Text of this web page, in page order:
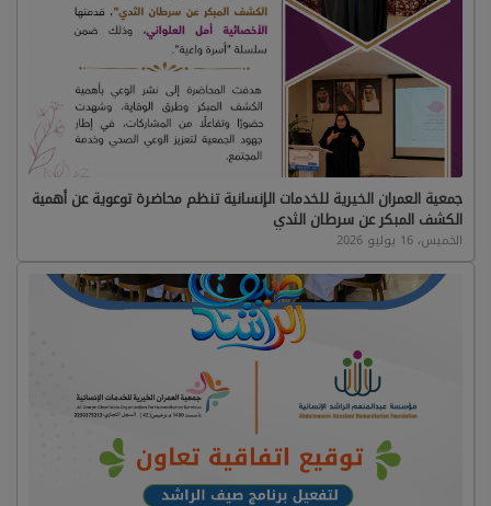
جمعية العمران الخيرية للخدمات الإنسانية تنظم محاضرة توعوية عن أهمية
الكشف المبكر عن سرطان الثدي
الخميس، 16 يوليو 2026